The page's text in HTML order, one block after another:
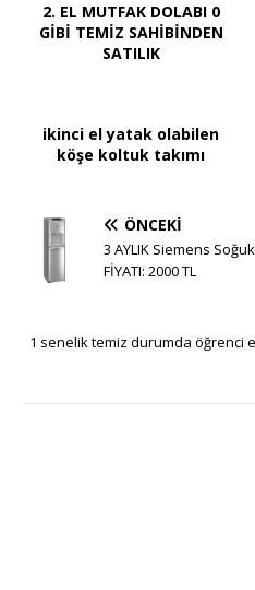
2. EL MUTFAK DOLABI 0
GİBİ TEMİZ SAHİBİNDEN
SATILIK
ikinci el yatak olabilen
köşe koltuk takımı
ÖNCEKI
3 AYLIK Siemens
FİYATI: 2000 TL
1 senelik temiz durumda öğrenci